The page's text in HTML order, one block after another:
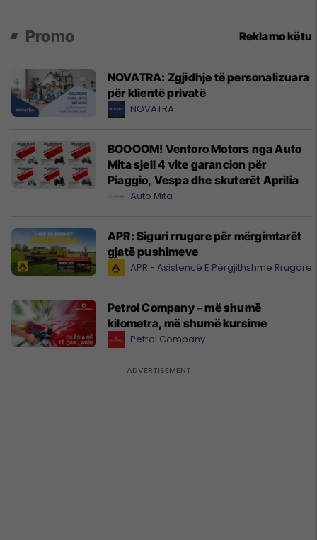
Promo Reklamo këtu
NOVATRA: Zgjidhje të personalizuara
për klientë privatë
NOVATRA
BOOOOM! Ventoro Motors nga Auto
Mita sjell 4 vite garancion për
Piaggio, Vespa dhe skuterët Aprilia
Auto Mita
APR: Siguri rrugore për mërgimtarët
gjatë pushimeve
APR - Asistencë E Përgjithshme Rrugore
Petrol Company – më shumë
kilometra, më shumë kursime
Petrol Company